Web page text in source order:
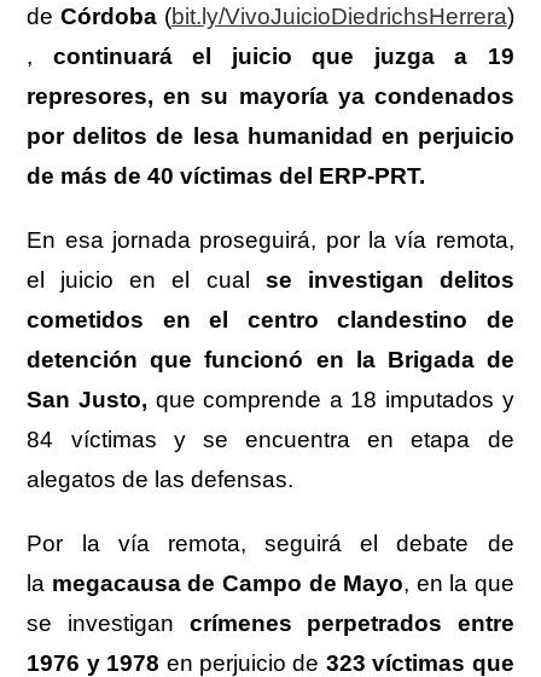
de Córdoba (bit.ly/VivoJuicioDiedrichsHerrera)
, continuará el juicio que juzga a
19
represores, en su mayoría ya condenados
por delitos de lesa humanidad en perjuicio
de más de 40 víctimas del ERP-PRT.
En esa jornada proseguirá, por la vía remota,
el juicio en el cual se investigan delitos
cometidos en el centro clandestino de
detención que funcionó en la Brigada de
San Justo, que comprende a 18 imputados y
84 víctimas y se encuentra en etapa de
alegatos de las defensas.
Por la vía remota, seguirá el debate de
la megacausa de Campo de Mayo, en la que
se investigan crímenes perpetrados entre
1976 y 1978 en perjuicio de 323 víctimas que